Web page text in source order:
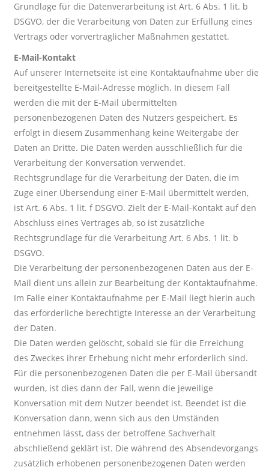
Grundlage für die Datenverarbeitung ist Art. 6 Abs. 1 lit. b
DSGVO, der die Verarbeitung von Daten zur Erfüllung eines
Vertrags oder vorvertraglicher Maßnahmen gestattet.
E-Mail-Kontakt
Auf unserer Internetseite ist eine Kontaktaufnahme über die
bereitgestellte E-Mail-Adresse möglich. In diesem Fall
werden die mit der E-Mail übermittelten
personenbezogenen Daten des Nutzers gespeichert. Es
erfolgt in diesem Zusammenhang keine Weitergabe der
Daten an Dritte. Die Daten werden ausschließlich für die
Verarbeitung der Konversation verwendet.
Rechtsgrundlage für die Verarbeitung der Daten, die im
Zuge einer Übersendung einer E-Mail übermittelt werden,
ist Art. 6 Abs. 1 lit. f DSGVO. Zielt der E-Mail-Kontakt auf den
Abschluss eines Vertrages ab, so ist zusätzliche
Rechtsgrundlage für die Verarbeitung Art. 6 Abs. 1 lit. b
DSGVO.
Die Verarbeitung der personenbezogenen Daten aus der E-
Mail dient uns allein zur Bearbeitung der Kontaktaufnahme.
Im Falle einer Kontaktaufnahme per E-Mail liegt hierin auch
das erforderliche berechtigte Interesse an der Verarbeitung
der Daten.
Die Daten werden gelöscht, sobald sie für die Erreichung
des Zweckes ihrer Erhebung nicht mehr erforderlich sind.
Für die personenbezogenen Daten die per E-Mail übersandt
wurden, ist dies dann der Fall, wenn die jeweilige
Konversation mit dem Nutzer beendet ist. Beendet ist die
Konversation dann, wenn sich aus den Umständen
entnehmen lässt, dass der betroffene Sachverhalt
abschließend geklärt ist. Die während des Absendevorgangs
zusätzlich erhobenen personenbezogenen Daten werden